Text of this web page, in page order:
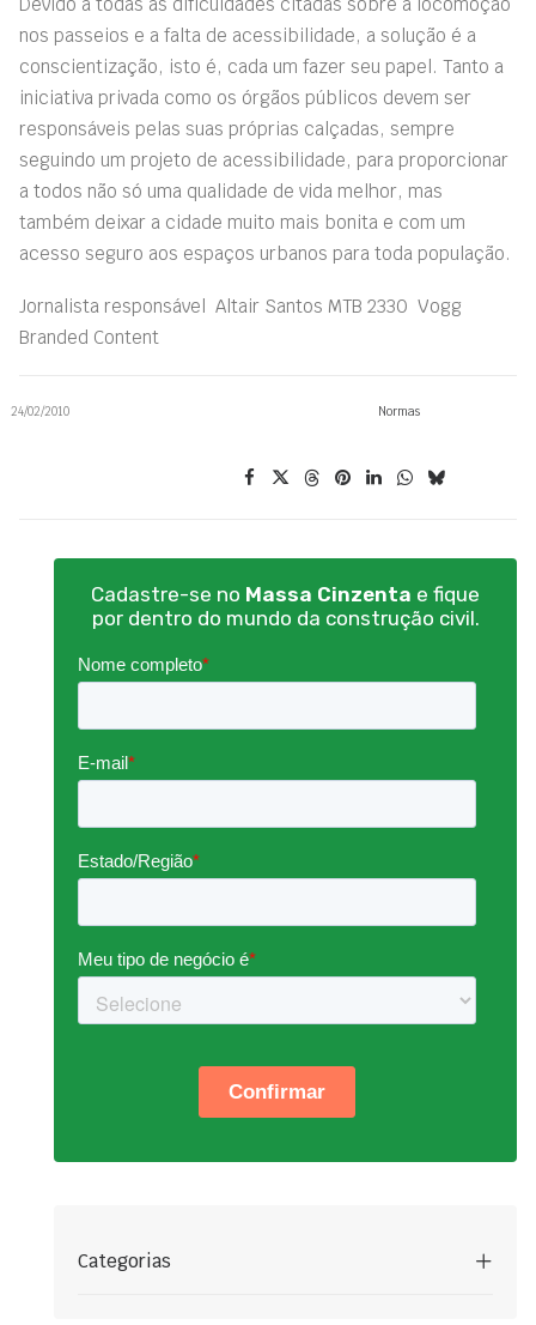
Devido a todas as dificuldades citadas sobre a locomoção
nos passeios e a falta de acessibilidade, a solução é a
conscientização, isto é, cada um fazer seu papel. Tanto a
iniciativa privada como os órgãos públicos devem ser
responsáveis pelas suas próprias calçadas, sempre
seguindo um projeto de acessibilidade, para proporcionar
a todos não só uma qualidade de vida melhor, mas
também deixar a cidade muito mais bonita e com um
acesso seguro aos espaços urbanos para toda população.
Jornalista responsável  Altair Santos MTB 2330  Vogg
Branded Content
24/02/2010 Normas
Cadastre-se no Massa Cinzenta e fique
por dentro do mundo da construção civil.
Categorias